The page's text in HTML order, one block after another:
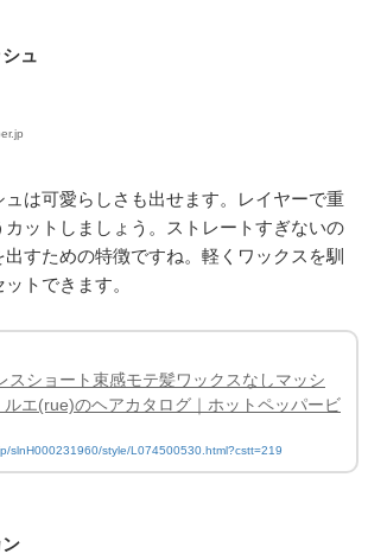
ュ
は可愛らしさも出せます。レイヤーで重
カットしましょう。ストレートすぎないの
出すための特徴ですね。軽くワックスを馴
トできます。
スショート束感モテ髪ワックスなしマッシ
ルエ(rue)のヘアカタログ｜ホットペッパービ
slnH000231960/style/L074500530.html?cstt=219